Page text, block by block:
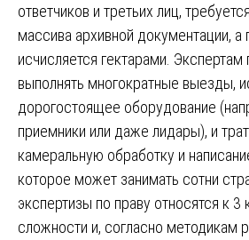
ответчиков и третьих лиц,
массива архивной документации, а
исчисляется гектарами. Экспертам
выполнять многократные выезды,
дорогостоящее оборудование
приемники или даже лидары), и
камеральную обработку и
которое может занимать сотни
экспертизы по праву относятся к 3
сложности и, согласно методикам